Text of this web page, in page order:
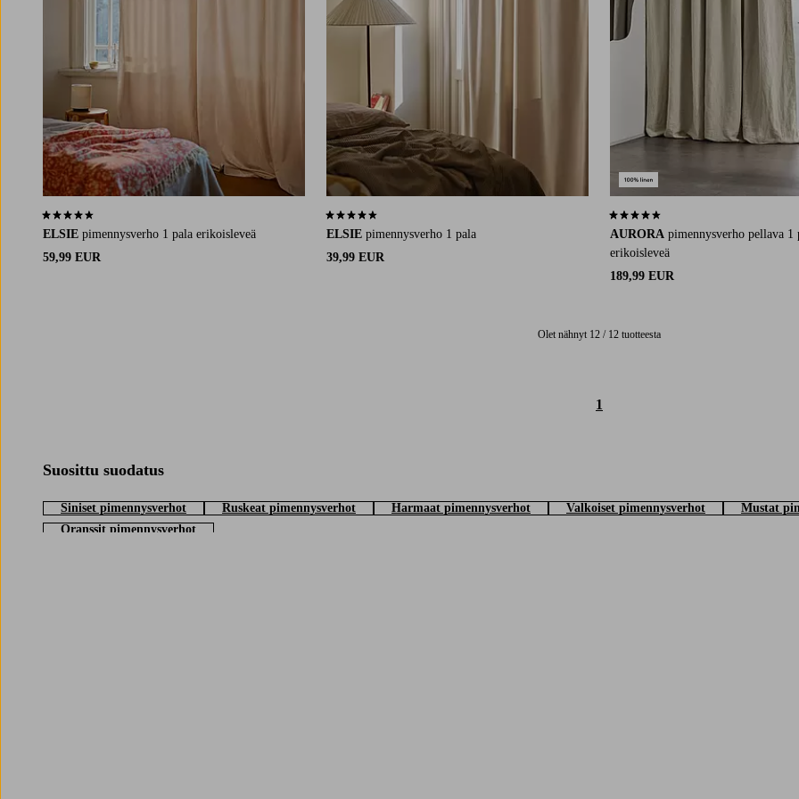
ELSIE pimennysverho 1 pala erikoisleveä
59,99 EUR
4,4 perustuen 85 arvosanaan
ELSIE pimennysverho 1 pala
39,99 EUR
4,4 perustuen 83 arvosanaan
AURORA pimennysverho pellava 1
erikoisleveä
189,99 EUR
4,3 perustuen 62 arvosanaan
Olet nähnyt 12 / 12 tuotteesta
1
Suosittu suodatus
Siniset pimennysverhot Ruskeat pimennysverhot Harmaat pimennysverhot Valkoiset pimennysverhot
Mustat
Oranssit pimennysverhot